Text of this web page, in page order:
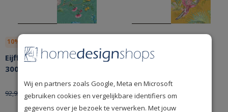
10% korting
Eijffinger Pip Studio 5
300124 Behang
92,95 83,66per rol
Eijffinger Pip Studio 5
92,95 83,66per rol
Wij en partners zoals Google, Meta en Microsoft
gebruiken cookies en vergelijkbare identifiers om
gegevens over je bezoek te verwerken. Met jouw